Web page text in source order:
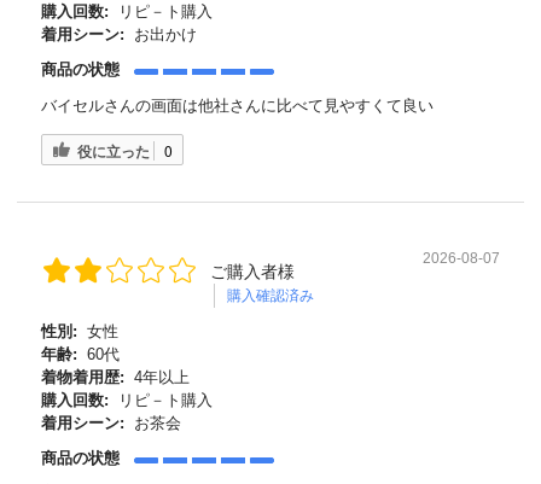
購入回数:
リピ－ト購入
着用シーン:
お出かけ
商品の状態
バイセルさんの画面は他社さんに比べて見やすくて良い
役に立った 0
ご購入者様
購入確認済み
2026-08-07
性別: 女性
年齢: 60代
着物着用歴: 4年以上
購入回数:
リピ－ト購入
着用シーン:
お茶会
商品の状態